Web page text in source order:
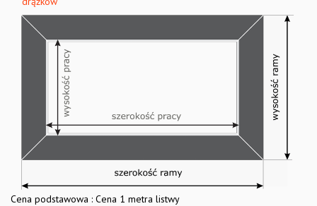
Cena podstawowa : Cena 1 metra listwy